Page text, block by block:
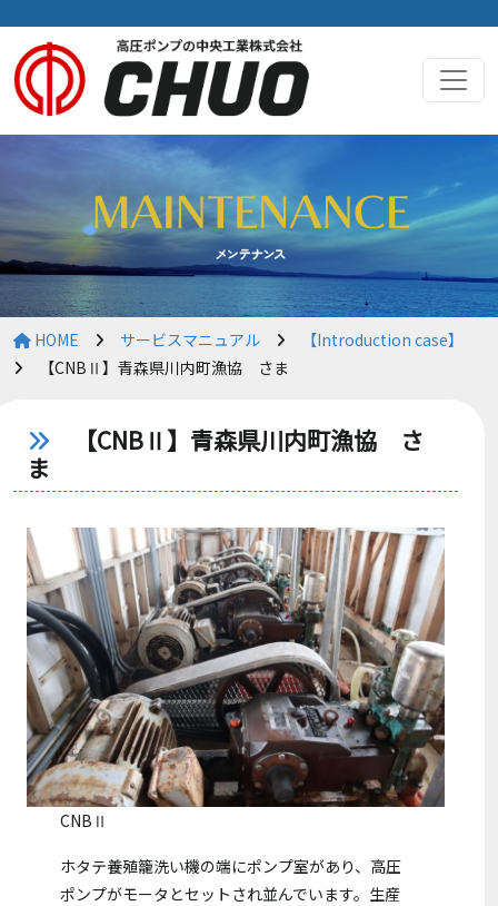
HOME サービスマニュアル
【Introduction case】
【CNBⅡ】青森県川内町漁協 さま
【CNBⅡ】青森県川内町漁協 さ
ま
CNBⅡ
ホタテ養殖籠洗い機の端にポンプ室があり、高圧
ポンプがモータとセットされ並んでいます。生産